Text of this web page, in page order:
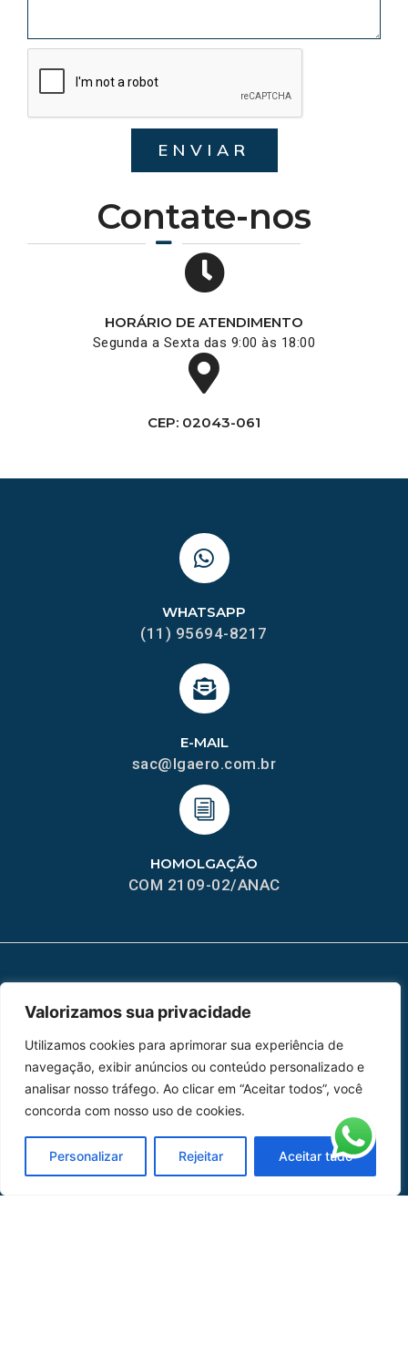
Valorizamos sua privacidade
Utilizamos cookies para aprimorar sua experiência de
navegação, exibir anúncios ou conteúdo personalizado e
analisar nosso tráfego. Ao clicar em “Aceitar todos”, você
concorda com nosso uso de cookies.
Personalizar Rejeitar Aceitar tudo
Contate-nos
HORÁRIO DE ATENDIMENTO
Segunda a Sexta das 9:00 às 18:00
CEP: 02043-061
ENVIAR
HOMOLGAÇÃO
COM 2109-02/ANAC
E-MAIL
sac@lgaero.com.br
WHATSAPP
(11) 95694-8217
Peças
Catálogo de Aplicações
Oficina de Mangueiras